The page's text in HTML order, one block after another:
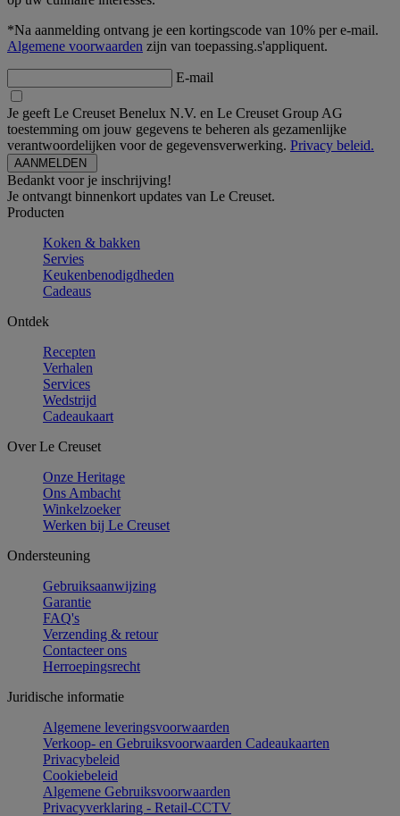
*Na aanmelding ontvang je een kortingscode van 10% per e-mail.
Algemene voorwaarden zijn van toepassing.s'appliquent.
E-mail
Je geeft Le Creuset Benelux N.V. en Le Creuset Group AG
toestemming om jouw gegevens te beheren als gezamenlijke
verantwoordelijken voor de gegevensverwerking. Privacy beleid.
Bedankt voor je inschrijving!
Je ontvangt binnenkort updates van Le Creuset.
Producten
Koken & bakken
Servies
Keukenbenodigdheden
Cadeaus
Ontdek
Recepten
Verhalen
Services
Wedstrijd
Cadeaukaart
Over Le Creuset
Onze Heritage
Ons Ambacht
Winkelzoeker
Werken bij Le Creuset
Ondersteuning
Gebruiksaanwijzing
Garantie
FAQ's
Verzending & retour
Contacteer ons
Herroepingsrecht
Juridische informatie
Algemene leveringsvoorwaarden
Verkoop- en Gebruiksvoorwaarden Cadeaukaarten
Privacybeleid
Cookiebeleid
Algemene Gebruiksvoorwaarden
Privacyverklaring - Retail-CCTV